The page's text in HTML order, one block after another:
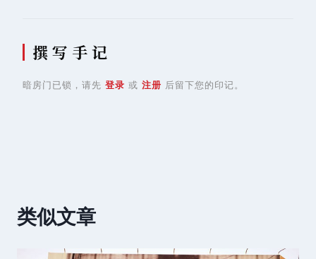
撰 写 手 记
暗房门已锁，请先 登录 或 注册 后留下您的印记。
类似文章